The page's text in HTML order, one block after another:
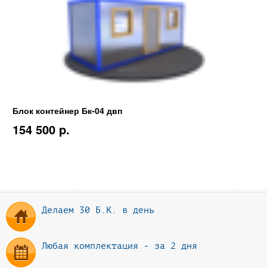
Блок контейнер Бк-04 двп
154 500 p.
Делаем 30 Б.К. в день
Любая комплектация - за 2 дня